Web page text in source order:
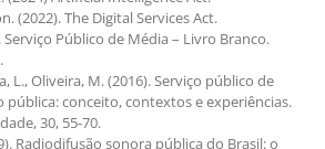
(2022). The Digital Services Act.
Serviço Público de Média – Livro Branco.
L., Oliveira, M. (2016). Serviço público de
pública: conceito, contextos e experiências.
30, 55-70.
Radiodifusão sonora pública do Brasil: o